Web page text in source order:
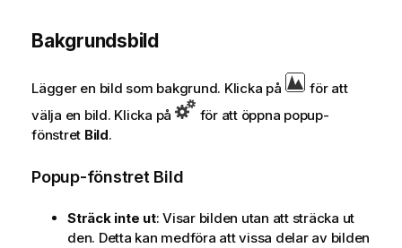
Bakgrundsbild
Lägger en bild som bakgrund. Klicka på
för att
välja en bild. Klicka på
för att öppna popup-
fönstret Bild.
Popup-fönstret Bild
Sträck inte ut: Visar bilden utan att sträcka ut
den. Detta kan medföra att vissa delar av bilden